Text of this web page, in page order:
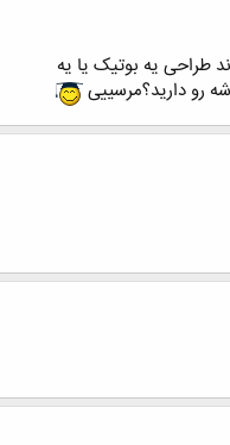
طراحی یه بوتیک یا یه
رو دارید؟مرسییی